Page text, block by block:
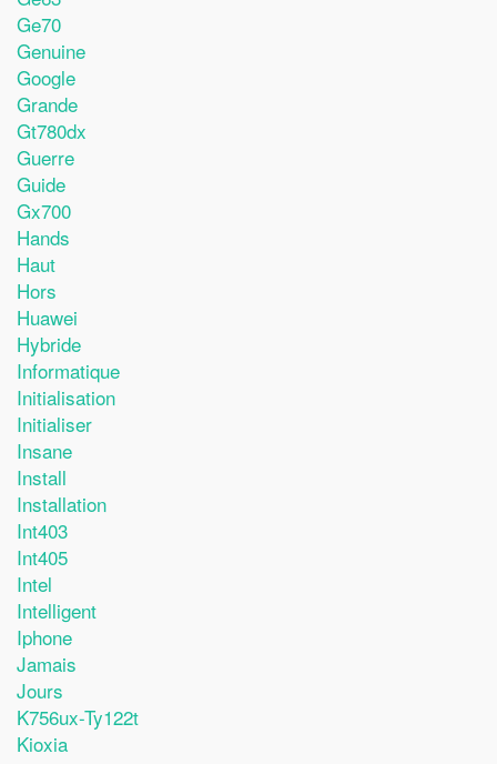
Ge70
Genuine
Google
Grande
Gt780dx
Guerre
Guide
Gx700
Hands
Haut
Hors
Huawei
Hybride
Informatique
Initialisation
Initialiser
Insane
Install
Installation
Int403
Int405
Intel
Intelligent
Iphone
Jamais
Jours
K756ux-Ty122t
Kioxia